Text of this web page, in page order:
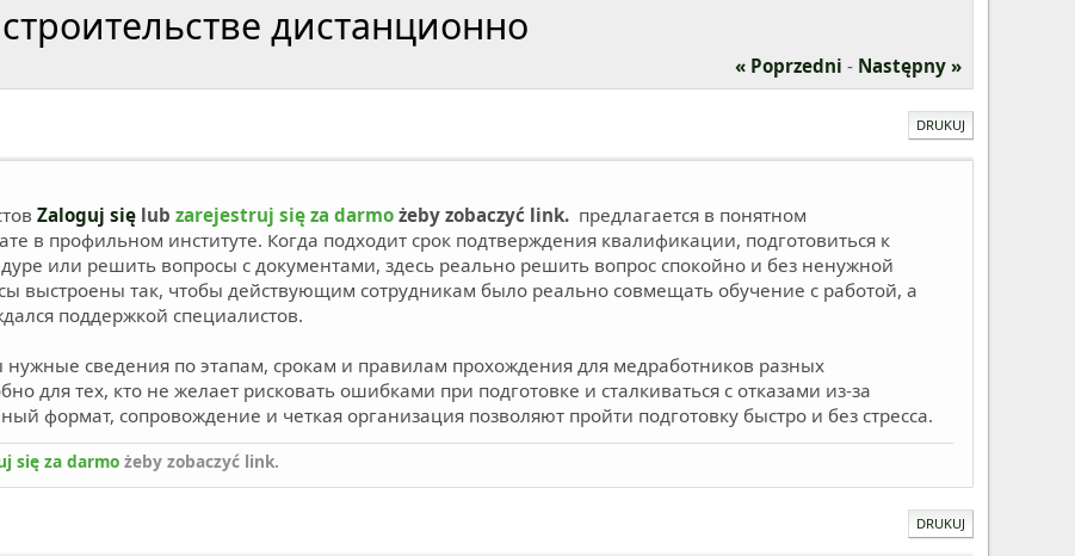
дистанционно
« Poprzedni - Następny »
DRUKUJ
Zaloguj się lub zarejestruj się za darmo żeby zobaczyć link. предлагается в понятном
в профильном институте. Когда подходит срок подтверждения квалификации, подготовиться к
или решить вопросы с документами, здесь реально решить вопрос спокойно и без ненужной
выстроены так, чтобы действующим сотрудникам было реально совмещать обучение с работой, а
поддержкой специалистов.
сведения по этапам, срокам и правилам прохождения для медработников разных
для тех, кто не желает рисковать ошибками при подготовке и сталкиваться с отказами из-за
формат, сопровождение и четкая организация позволяют пройти подготовку быстро и без стресса.
się za darmo żeby zobaczyć link.
DRUKUJ